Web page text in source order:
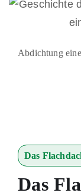
Abdichtung
Das
Das